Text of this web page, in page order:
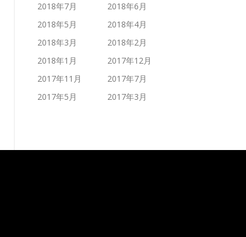
2018年7月
2018年6月
2018年5月
2018年4月
2018年3月
2018年2月
2018年1月
2017年12月
2017年11月
2017年7月
2017年5月
2017年3月